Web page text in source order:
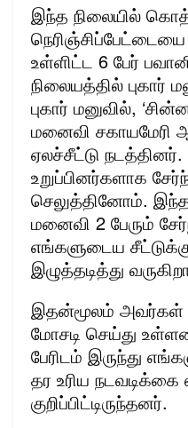
இந்த நிலையில்
உள்ளிட்ட 6 பேர்
நிலையத்தில்
புகார் மனுவில்,
மனைவி சகாயமேரி
ஏலச்சீட்டு
உறுப்பினர்களாக
செலுத்தினோம்.
மனைவி 2 பேரும்
எங்களுடைய
இழுத்தடித்து
இதன்மூலம் அவர்கள்
மோசடி செய்து
பேரிடம் இருந்து
தர உரிய
குறிப்பிட்டிருந்தனர்.